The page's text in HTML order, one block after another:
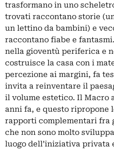
trasformano in uno
trovati raccontano storie
un lettino da bambini) e
raccontano fiabe e
nella gioventù periferica e
costruisce la casa con i
percezione ai margini, fa
invita a reinventare il
il volume estetico. Il Macro
anni fa, e questo
rapporti complementari fra
che non sono molto
luogo dell’iniziativa privata